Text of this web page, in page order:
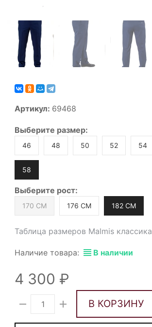
Артикул: 69468
Выберите размер:
46 48 50 52 54
58
Выберите рост:
170 СМ 176 СМ 182 СМ
Таблица размеров Malmis классика
Наличие товара: В наличии
4 300
В КОРЗИНУ